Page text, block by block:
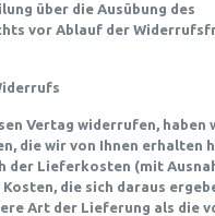
über die Ausübung des
vor Ablauf der
Vertag widerrufen, haben
die wir von Ihnen erhalten
der Lieferkosten (mit
die sich daraus
Art der Lieferung als die